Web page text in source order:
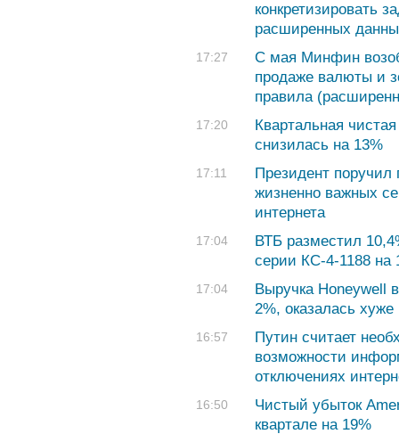
конкретизировать
расширенных
17:27
С мая Минфин
продаже валюты и
правила
17:20
Квартальная
снизилась на 13%
17:11
Президент поручил
жизненно важных
интернета
17:04
ВТБ разместил
серии КС-4-1188 на
17:04
Выручка Honeywell
2%, оказалась хуже
16:57
Путин считает
возможности
отключениях
16:50
Чистый убыток
квартале на 19%